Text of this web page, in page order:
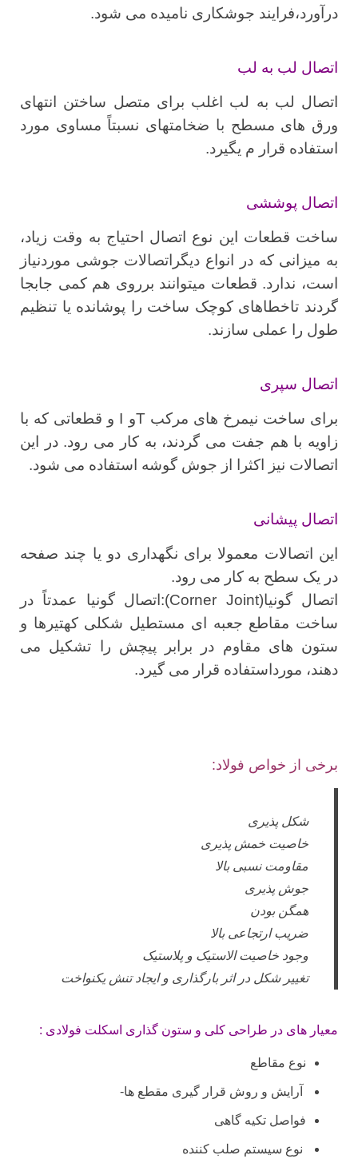
درآورد،فرایند جوشکاری نامیده می شود.
اتصال لب به لب
اتصال لب به لب اغلب برای متصل ساختن انتهای
ورق های مسطح با ضخامتهای نسبتاً مساوی مورد
استفاده قرار م یگیرد.
اتصال پوششی
ساخت قطعات این نوع اتصال احتیاج به وقت زیاد،
به میزانی که در انواع دیگراتصالات جوشی موردنیاز
است، ندارد. قطعات میتوانند برروی هم کمی جابجا
گردند تاخطاهای کوچک ساخت را پوشانده یا تنظیم
طول را عملی سازند.
اتصال سپری
برای ساخت نیمرخ های مرکب Tو I و قطعاتی که با
زاویه با هم جفت می گردند، به کار می رود. در این
اتصالات نیز اکثرا از جوش گوشه استفاده می شود.
اتصال پیشانی
این اتصالات معمولا برای نگهداری دو یا چند صفحه
در یک سطح به کار می رود.
اتصال گونیا(Corner Joint):اتصال گونیا عمدتاً در
ساخت مقاطع جعبه ای مستطیل شکلی کهتیرها و
ستون های مقاوم در برابر پیچش را تشکیل می
دهند، مورداستفاده قرار می گیرد.
برخی از خواص فولاد:
شکل پذیری
خاصیت خمش پذیری
مقاومت نسبی بالا
جوش پذیری
همگن بودن
ضریب ارتجاعی بالا
وجود خاصیت الاستیک و پلاستیک
تغییر شکل در اثر بارگذاری و ایجاد تنش یکنواخت
معیار های در طراحی کلی و ستون گذاری اسکلت فولادی :
نوع مقاطع
آرایش و روش قرار گیری مقطع ها-
فواصل تکیه گاهی
نوع سیستم صلب کننده